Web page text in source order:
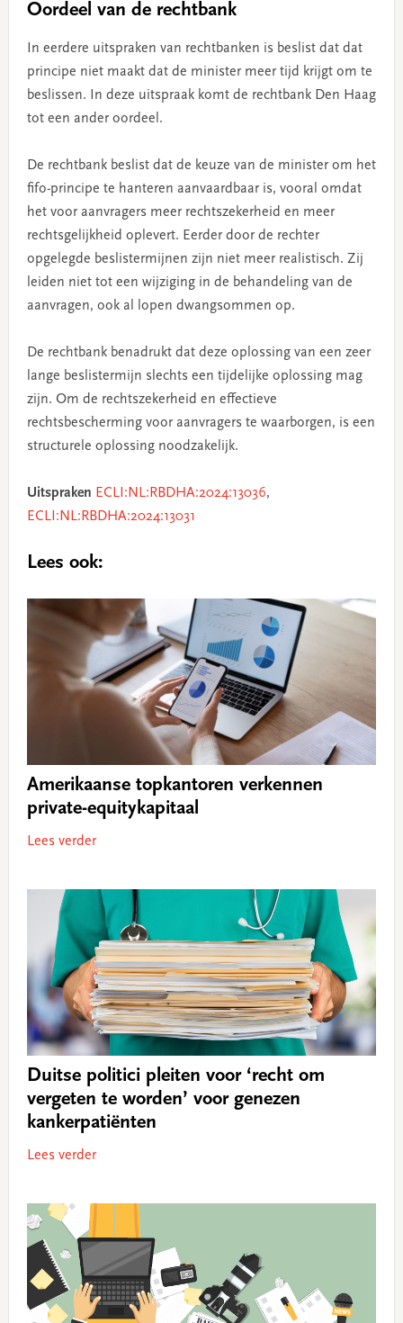
Oordeel van de rechtbank
In eerdere uitspraken van rechtbanken is beslist dat dat
principe niet maakt dat de minister meer tijd krijgt om te
beslissen. In deze uitspraak komt de rechtbank Den Haag
tot een ander oordeel.
De rechtbank beslist dat de keuze van de minister om het
fifo-principe te hanteren aanvaardbaar is, vooral omdat
het voor aanvragers meer rechtszekerheid en meer
rechtsgelijkheid oplevert. Eerder door de rechter
opgelegde beslistermijnen zijn niet meer realistisch. Zij
leiden niet tot een wijziging in de behandeling van de
aanvragen, ook al lopen dwangsommen op.
De rechtbank benadrukt dat deze oplossing van een zeer
lange beslistermijn slechts een tijdelijke oplossing mag
zijn. Om de rechtszekerheid en effectieve
rechtsbescherming voor aanvragers te waarborgen, is een
structurele oplossing noodzakelijk.
Uitspraken ECLI:NL:RBDHA:2024:13036,
ECLI:NL:RBDHA:2024:13031
Lees ook:
Amerikaanse topkantoren verkennen
private-equitykapitaal
Lees verder
Duitse politici pleiten voor ‘recht om
vergeten te worden’ voor genezen
kankerpatiënten
Lees verder